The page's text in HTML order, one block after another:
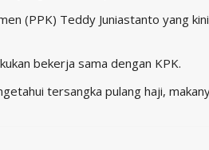
(PPK) Teddy Juniastanto yang
bekerja sama dengan KPK.
tersangka pulang haji,